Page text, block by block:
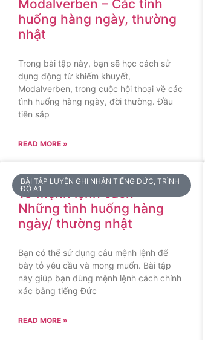
Modalverben – Các tình
huống hàng ngày, thường
nhật
Trong bài tập này, bạn sẽ học cách sử
dụng động từ khiếm khuyết,
Modalverben, trong cuộc hội thoại về các
tình huống hàng ngày, đời thường. Đầu
tiên sắp
READ MORE »
BÀI TẬP LUYỆN GHI NHẬN TIẾNG ĐỨC, TRÌNH
ĐỘ A1
13 Mệnh lệnh cách –
Những tình huống hàng
ngày/ thường nhật
Bạn có thể sử dụng câu mệnh lệnh để
bày tỏ yêu cầu và mong muốn. Bài tập
này giúp bạn dùng mệnh lệnh cách chính
xác bằng tiếng Đức
READ MORE »